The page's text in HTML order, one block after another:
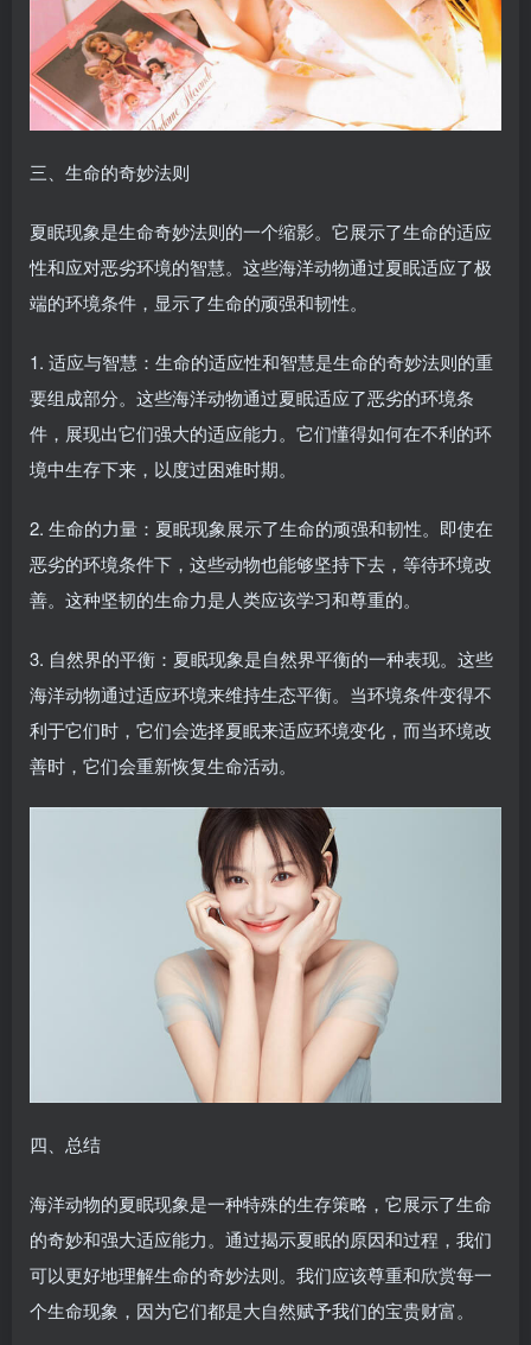
三、生命的奇妙法则
夏眠现象是生命奇妙法则的一个缩影。它展示了生命的适应
性和应对恶劣环境的智慧。这些海洋动物通过夏眠适应了极
端的环境条件，显示了生命的顽强和韧性。
1. 适应与智慧：生命的适应性和智慧是生命的奇妙法则的重
要组成部分。这些海洋动物通过夏眠适应了恶劣的环境条
件，展现出它们强大的适应能力。它们懂得如何在不利的环
境中生存下来，以度过困难时期。
2. 生命的力量：夏眠现象展示了生命的顽强和韧性。即使在
恶劣的环境条件下，这些动物也能够坚持下去，等待环境改
善。这种坚韧的生命力是人类应该学习和尊重的。
3. 自然界的平衡：夏眠现象是自然界平衡的一种表现。这些
海洋动物通过适应环境来维持生态平衡。当环境条件变得不
利于它们时，它们会选择夏眠来适应环境变化，而当环境改
善时，它们会重新恢复生命活动。
四、总结
海洋动物的夏眠现象是一种特殊的生存策略，它展示了生命
的奇妙和强大适应能力。通过揭示夏眠的原因和过程，我们
可以更好地理解生命的奇妙法则。我们应该尊重和欣赏每一
个生命现象，因为它们都是大自然赋予我们的宝贵财富。